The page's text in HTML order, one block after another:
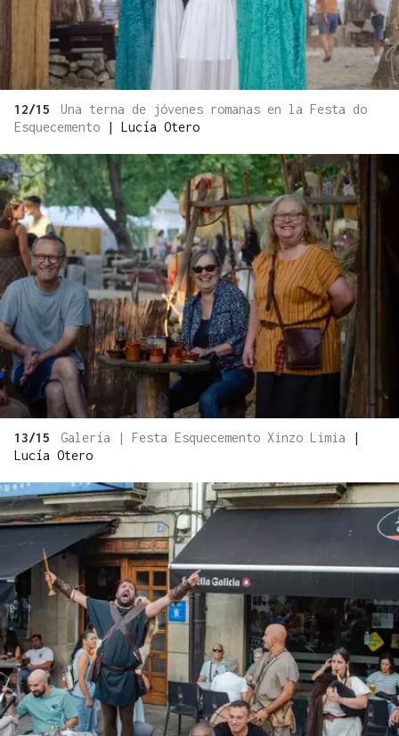
12/15
Una terna de jóvenes romanas en la Festa do
Esquecemento
| Lucía Otero
13/15 Galería | Festa Esquecemento Xinzo Limia
|
Lucía Otero